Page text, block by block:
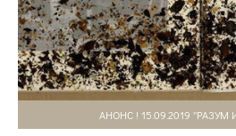
АНОНС ! 15.09.2019 ''РАЗУМ